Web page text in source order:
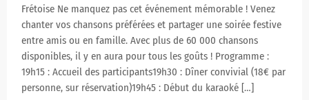
Frétoise Ne manquez pas cet événement mémorable ! Venez
chanter vos chansons préférées et partager une soirée festive
entre amis ou en famille. Avec plus de 60 000 chansons
disponibles, il y en aura pour tous les goûts ! Programme :
19h15 : Accueil des participants19h30 : Dîner convivial (18€ par
personne, sur réservation)19h45 : Début du karaoké […]